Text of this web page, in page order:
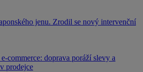
jenu. Zrodil se nový intervenční
commerce: doprava poráží slevy a
prodejce